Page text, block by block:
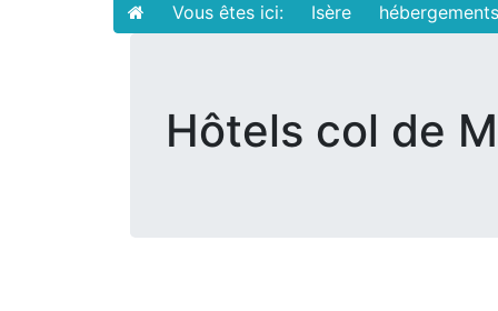
Vous êtes ici: Isère hébergements
Hôtels col de